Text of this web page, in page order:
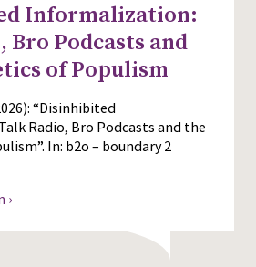
Informalization:
Bro Podcasts and
of Populism
“Disinhibited
Radio, Bro Podcasts and the
In: b2o – boundary 2
›